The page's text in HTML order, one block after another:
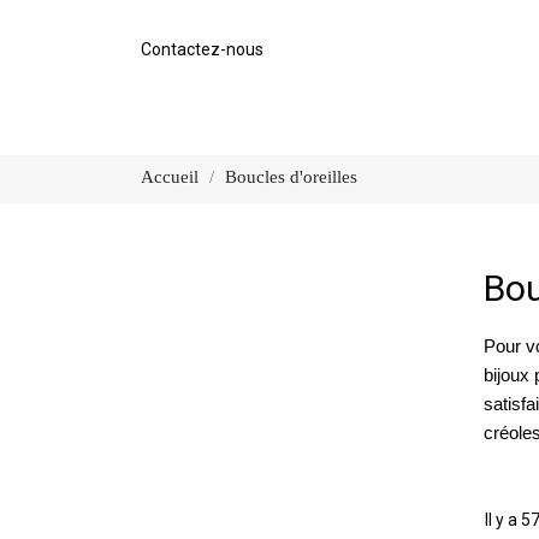
Contactez-nous
Accueil Boucles d'oreilles
Pour
bijoux
Il y a